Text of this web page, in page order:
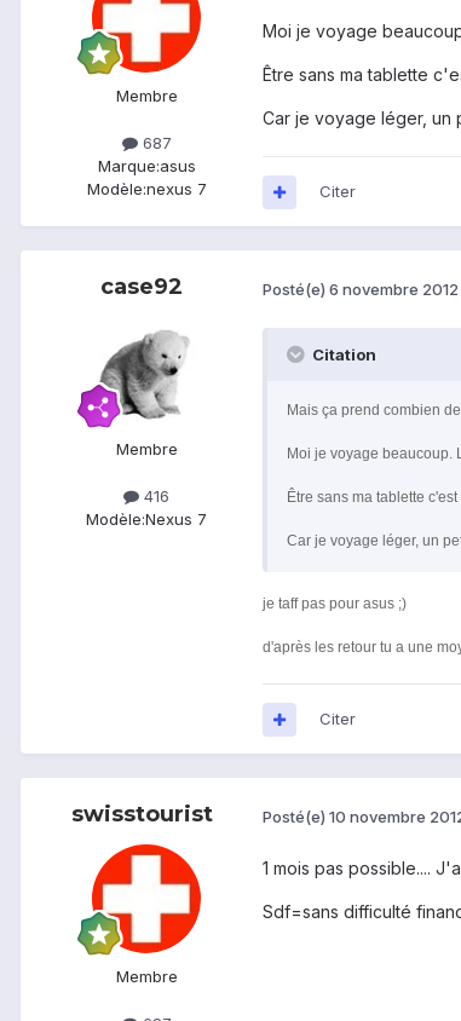
Membre
687
Marque:asus
Modèle:nexus 7
Moi je voyage
Être sans ma tablette
Car je voyage léger, un
Citer
case92
Membre
416
Modèle:Nexus 7
Posté(e) 6 novembre 2012
Citation
Mais ça prend combien
Moi je voyage beaucoup.
Être sans ma tablette c'est
Car je voyage léger, un
je taff pas pour asus ;)
d'après les retour tu a une
Citer
swisstourist
Membre
Posté(e) 10 novembre
1 mois pas possible....
Sdf=sans difficulté